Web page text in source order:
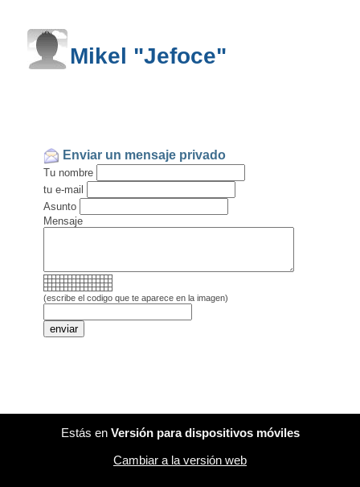
Mikel "Jefoce"
Enviar un mensaje privado
Tu nombre
tu e-mail
Asunto
Mensaje
(escribe el codigo que te aparece en la imagen)
Estás en Versión para dispositivos móviles
Cambiar a la versión web